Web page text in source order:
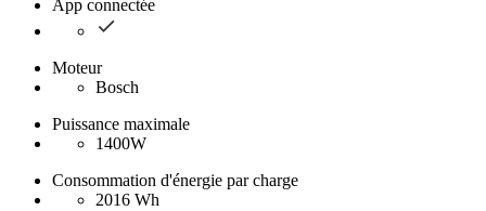
App connectée
Moteur
Bosch
Puissance maximale
1400W
Consommation d'énergie par charge
2016 Wh